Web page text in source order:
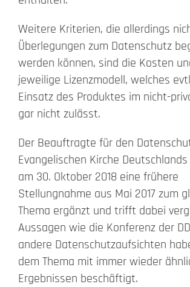
Weitere Kriterien, die allerdings
Überlegungen zum Datenschutz
werden können, sind die Kosten
jeweilige Lizenzmodell, welches
Einsatz des Produktes im nicht-
gar nicht zulässt.
Der Beauftragte für den
Evangelischen Kirche
am 30. Oktober 2018 eine frühere
Stellungnahme aus Mai 2017 zum
Thema ergänzt und trifft dabei
Aussagen wie die Konferenz der
andere Datenschutzaufsichten
dem Thema mit immer wieder
Ergebnissen beschäftigt.